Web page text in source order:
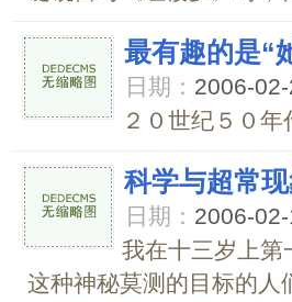
最有趣的是“
日期： 2006-
２０世纪５０
科学与超常
日期： 2006-
我在十三岁上第
这种神秘莫测的目标的人